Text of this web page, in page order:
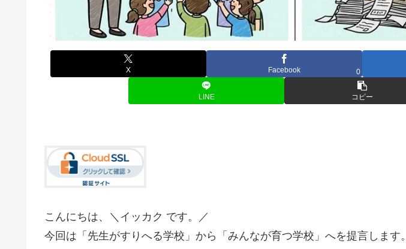
X Facebook 0
LINE コピー
こんにちは、＼イッカク です。／
今回は「先生がすりへる学校」から「みんなが育つ学校」へを提言します。